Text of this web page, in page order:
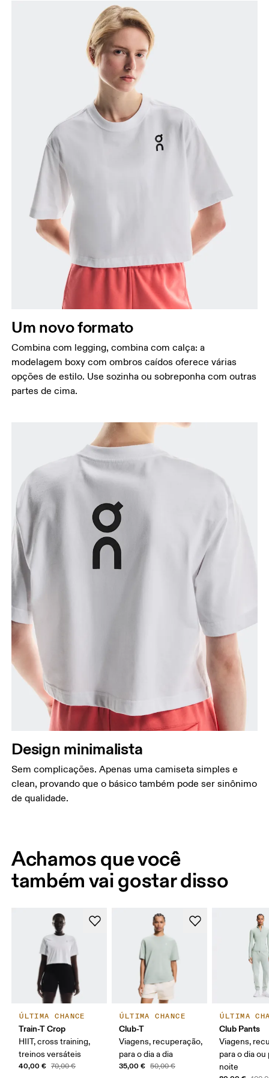
Um novo formato
Combina com legging, combina com calça: a
modelagem boxy com ombros caídos oferece várias
opções de estilo. Use sozinha ou sobreponha com outras
partes de cima.
Design minimalista
Sem complicações. Apenas uma camiseta simples e
clean, provando que o básico também pode ser sinônimo
de qualidade.
Achamos que você
também vai gostar disso
ÚLTIMA CHANCE
Train-T Crop
HIIT, cross training,
treinos versáteis
40,00 € 70,00 €
ÚLTIMA CHANCE
Club-T
Viagens, recuperação,
para o dia a dia
35,00 € 50,00 €
ÚLTIMA
Club Pants
Viagens,
para o dia ou
noite